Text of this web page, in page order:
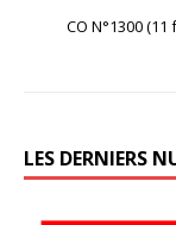
CO N°1300
LES DERNIERS